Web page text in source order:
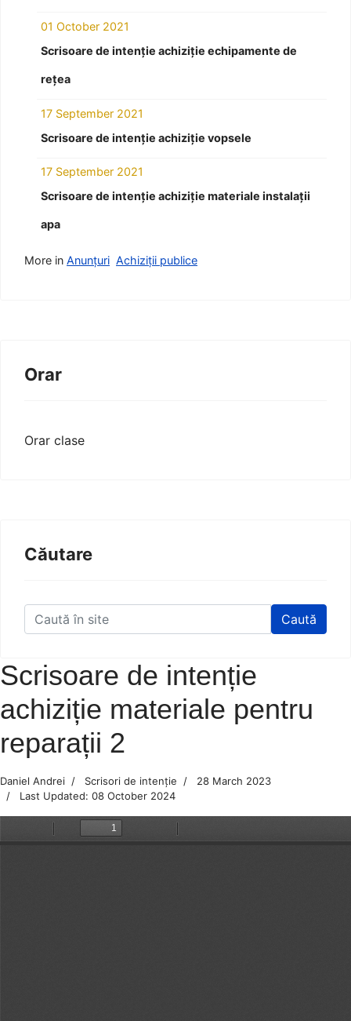
01 October 2021
Scrisoare de intenție achiziție echipamente de
rețea
17 September 2021
Scrisoare de intenție achiziție vopsele
17 September 2021
Scrisoare de intenție achiziție materiale instalații
apa
More in Anunțuri Achiziții publice
Orar
Orar clase
Căutare
Caută
Scrisoare de intenție
achiziție materiale pentru
reparații 2
Daniel Andrei Scrisori de intenție
28 March 2023
Last Updated: 08 October 2024